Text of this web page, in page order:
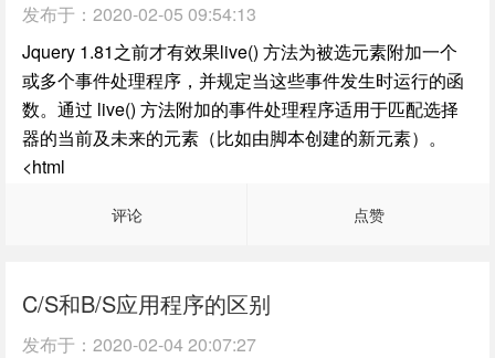
发布于： 2020-02-05 09:54:13
Jquery 1.81之前才有效果live() 方法为被选元素附加一个
或多个事件处理程序，并规定当这些事件发生时运行的函
数。通过 live() 方法附加的事件处理程序适用于匹配选择
器的当前及未来的元素（比如由脚本创建的新元素）。
<html
评论 点赞
C/S和B/S应用程序的区别
发布于： 2020-02-04 20:07:27